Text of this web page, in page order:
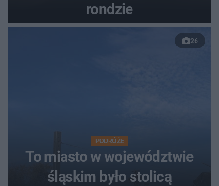
rondzie
26
PODRÓŻE
To miasto w województwie
śląskim było stolicą